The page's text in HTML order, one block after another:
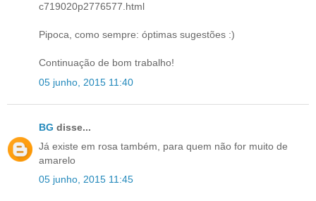
c719020p2776577.html
Pipoca, como sempre: óptimas sugestões :)
Continuação de bom trabalho!
05 junho, 2015 11:40
BG disse...
Já existe em rosa também, para quem não for muito de
amarelo
05 junho, 2015 11:45